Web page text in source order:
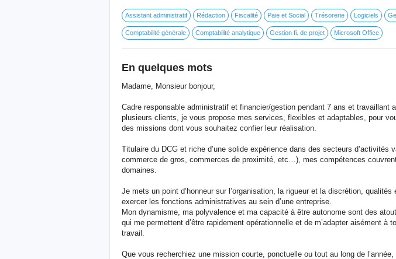
Assistant administratif Rédaction Fiscalité Paie et Social Trésorerie Logiciels
Comptabilité générale Comptabilité analytique Gestion fi. de projet Microsoft Office
En quelques mots
Madame, Monsieur bonjour,
Cadre responsable administratif et financier/gestion pendant 7 ans et travaillant
plusieurs clients, je vous propose mes services, flexibles et adaptables, pour
des missions dont vous souhaitez confier leur réalisation.
Titulaire du DCG et riche d’une solide expérience dans des secteurs d’activités
commerce de gros, commerces de proximité, etc…), mes compétences
domaines.
Je mets un point d’honneur sur l’organisation, la rigueur et la discrétion, qualités
exercer les fonctions administratives au sein d’une entreprise.
Mon dynamisme, ma polyvalence et ma capacité à être autonome sont des
qui me permettent d’être rapidement opérationnelle et de m’adapter aisément à
travail.
Que vous recherchiez une mission courte, ponctuelle ou tout au long de l’année,